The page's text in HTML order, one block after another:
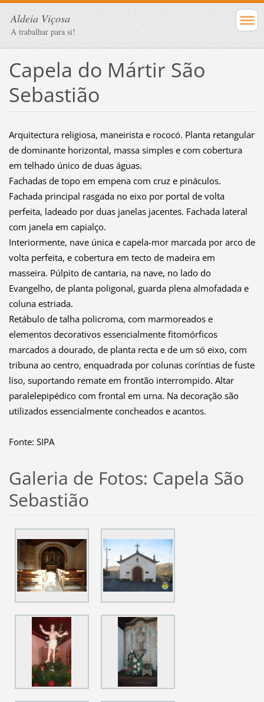
Aldeia Viçosa
A trabalhar para si!
Capela do Mártir São
Sebastião
Arquitectura religiosa, maneirista e rococó. Planta retangular
de dominante horizontal, massa simples e com cobertura
em telhado único de duas águas.
Fachadas de topo em empena com cruz e pináculos.
Fachada principal rasgada no eixo por portal de volta
perfeita, ladeado por duas janelas jacentes. Fachada lateral
com janela em capialço.
Interiormente, nave única e capela-mor marcada por arco de
volta perfeita, e cobertura em tecto de madeira em
masseira. Púlpito de cantaria, na nave, no lado do
Evangelho, de planta poligonal, guarda plena almofadada e
coluna estriada.
Retábulo de talha policroma, com marmoreados e
elementos decorativos essencialmente fitomórficos
marcados a dourado, de planta recta e de um só eixo, com
tribuna ao centro, enquadrada por colunas coríntias de fuste
liso, suportando remate em frontão interrompido. Altar
paralelepipédico com frontal em urna. Na decoração são
utilizados essencialmente concheados e acantos.
Fonte: SIPA
Galeria de Fotos: Capela São
Sebastião